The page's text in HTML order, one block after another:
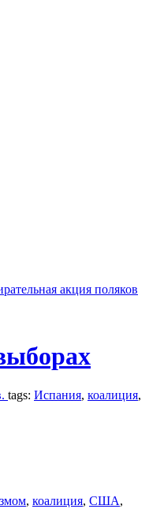
акция поляков
tags: Испания, коалиция,
, коалиция, США,